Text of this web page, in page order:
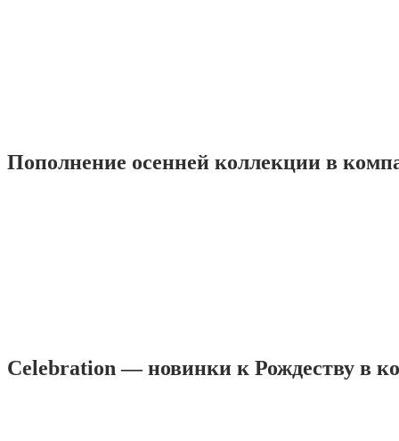
Пополнение осенней коллекции в
Celebration — новинки к Рождеству в